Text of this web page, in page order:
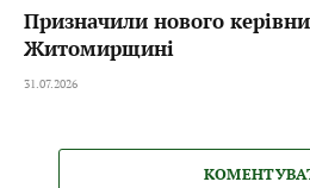
Призначили нового
Житомирщині
31.07.2026